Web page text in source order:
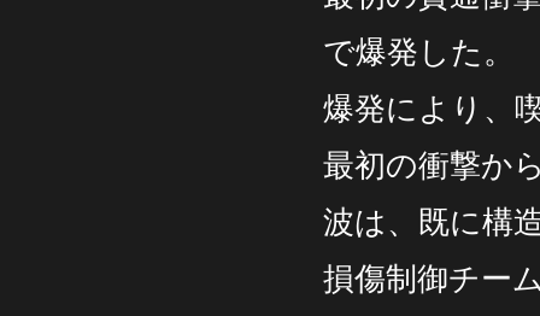
で爆発した。
爆発により、
最初の衝撃か
波は、既に構
損傷制御チー